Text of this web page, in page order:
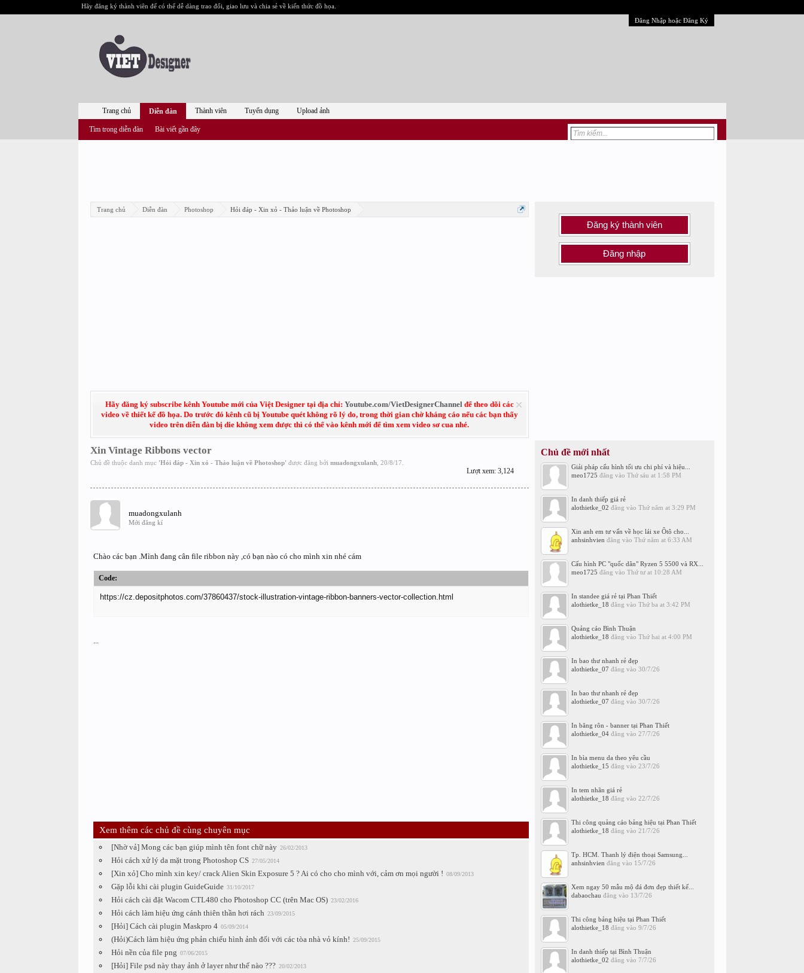
Hãy đăng ký thành viên để có thể dễ dàng trao đổi, giao lưu và chia sẻ về kiến thức đồ họa.
Đăng Nhập hoặc Đăng Ký
Trang chủ Diễn đàn Photoshop Hỏi đáp - Xin xỏ - Thảo luận về Photoshop
Hãy đăng ký subscribe kênh Youtube mới của Việt Designer tại địa chỉ: Youtube.com/VietDesignerChannelđể theo dõi các
video về thiết kế đồ họa. Do trước đó kênh cũ bị Youtube quét không rõ lý do, trong thời gian chờ kháng cáo nếu các bạn thấy
video trên diễn đàn bị die không xem được thì có thể vào kênh mới để tìm xem video sơ cua nhé.
Xin Vintage Ribbons vector
Chủ đề thuộc danh mục 'Hỏi đáp - Xin xỏ - Thảo luận về Photoshop' được đăng bởi muadongxulanh, 20/8/17
Lượt xem: 3,124
muadongxulanh
Mới đăng kí
Chào các bạn .Mình đang cân file ribbon này ,có bạn nào có cho mình xin nhé cám
Code:
https://cz.depositphotos.com/37860437/stock-illustration-vintage-ribbon-banners-vector-collection.html
Xem thêm các chủ đề cùng chuyên mục
[Nhờ vả] Mong các bạn giúp mình tên font chữ này 26/02/2013
Hỏi cách xử lý da mặt trong Photoshop CS 27/05/2014
[Xin xỏ] Cho mình xin key/ crack Alien Skin Exposure 5 ? Ai có cho cho mình với, cảm ơn mọi người ! 08/09/2013
Gặp lỗi khi cài plugin GuideGuide 31/10/2017
Hỏi cách cài đặt Wacom CTL480 cho Photoshop CC (trên Mac OS) 23/02/2016
Hỏi cách làm hiệu ứng cánh thiên thần hơi rách 23/09/2015
[Hỏi] Cách cài plugin Maskpro 4 05/09/2014
(Hỏi)Cách làm hiệu ứng phản chiếu hình ảnh đối với các tòa nhà vỏ kính! 25/09/2015
Hỏi nền của file png 07/06/2015
[Hỏi] File psd này thay ảnh ở layer như thế nào ??? 20/02/2013
Đăng ký thành viên
Đăng nhập
Chủ đề mới nhất
Giải pháp cấu hình tối ưu chi phí và hiệu...
meo1725 đăng vào Thứ sáu at 1:58 PM
In danh thiếp giá rẻ
alothietke_02 đăng vào Thứ năm at 3:29 PM
Xin anh em tư vấn về học lái xe Ôtô cho...
anhsinhvien đăng vào Thứ năm at 6:33 AM
Cấu hình PC "quốc dân" Ryzen 5 5500 và RX...
meo1725 đăng vào Thứ tư at 10:28 AM
In standee giá rẻ tại Phan Thiết
alothietke_18 đăng vào Thứ ba at 3:42 PM
Quảng cáo Bình Thuận
alothietke_18 đăng vào Thứ hai at 4:00 PM
In bao thư nhanh rẻ đẹp
alothietke_07 đăng vào 30/7/26
In bao thư nhanh rẻ đẹp
alothietke_07 đăng vào 30/7/26
In băng rôn - banner tại Phan Thiết
alothietke_04đăng vào 27/7/26
In bìa menu da theo yêu cầu
alothietke_15 đăng vào 23/7/26
In tem nhãn giá rẻ
alothietke_18 đăng vào 22/7/26
Thi công quảng cáo bảng hiệu tại Phan Thiết
alothietke_18 đăng vào 21/7/26
Tp. HCM. Thanh lý điện thoại Samsung...
anhsinhvien đăng vào 15/7/26
Xem ngay 50 mẫu mộ đá đơn đẹp thiết kế...
dabaochau đăng vào 13/7/26
Thi công bảng hiệu tại Phan Thiết
alothietke_18 đăng vào 9/7/26
In danh thiếp tại Bình Thuận
alothietke_02 đăng vào 7/7/26
Trang chủ Diễn đàn
Tìm trong diễn đàn Bài viết gần đây
Thành viên Tuyển dụng Upload ảnh